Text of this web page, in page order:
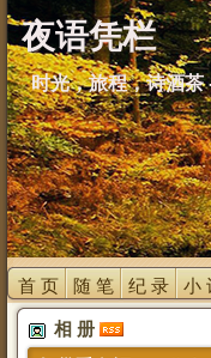
夜语凭栏
时光，旅程，诗酒
首 页 随 笔 纪 录 小
相 册